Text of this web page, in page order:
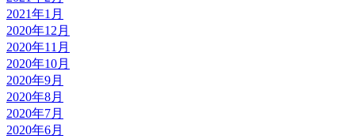
2021年1月
2020年12月
2020年11月
2020年10月
2020年9月
2020年8月
2020年7月
2020年6月